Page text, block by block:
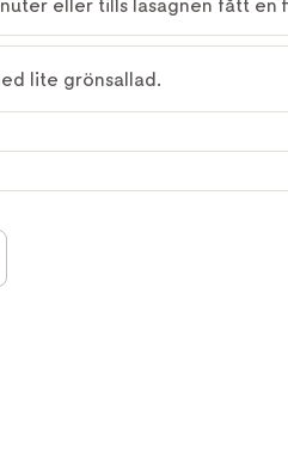
eller tills lasagnen fått en
lite grönsallad.